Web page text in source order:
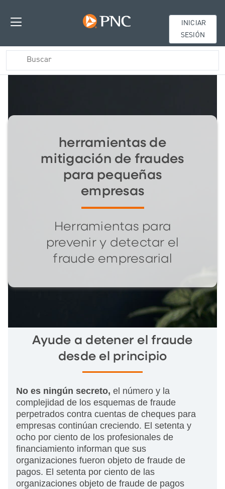
SESIÓN
herramientas de
mitigación de fraudes
para pequeñas
empresas
Herramientas para
prevenir y detectar el
fraude empresarial
Ayude a detener el fraude
desde el principio
No es ningún secreto, el número y la
complejidad de los esquemas de fraude
perpetrados contra cuentas de cheques para
empresas continúan creciendo. El setenta y
ocho por ciento de los profesionales de
financiamiento informan que sus
organizaciones fueron objeto de fraude de
pagos. El setenta por ciento de las
organizaciones objeto de fraude de pagos